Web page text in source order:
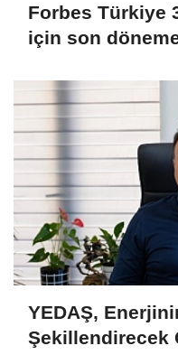
Forbes Türkiye
için son
YEDAŞ,
Şekillendirecek